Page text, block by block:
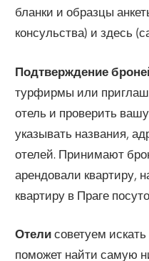
бланки и образцы
консульства) и здесь
Подтверждение
турфирмы или
отель и проверить
указывать названия,
отелей. Принимают
арендовали квартиру,
квартиру в Праге
Отелисоветуем
поможет найти самую